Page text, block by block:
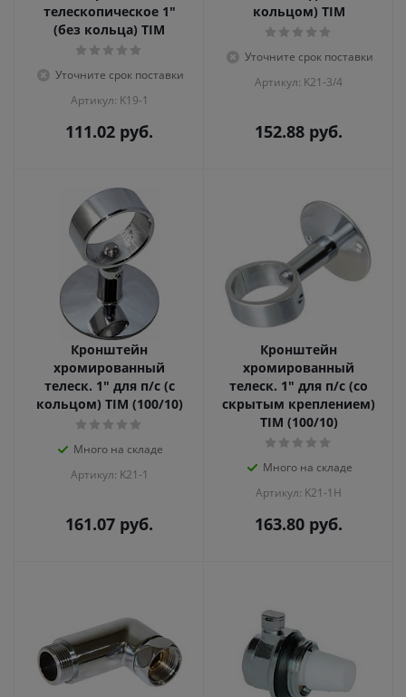
телескопическое 1"
(без кольца) TIM
Уточните срок поставки
Артикул: K19-1
111.02 руб.
кольцом) TIM
Уточните срок поставки
Артикул: K21-3/4
152.88 руб.
Кронштейн
хромированный
телеск. 1" для п/с (с
кольцом) TIM (100/10)
Много на складе
Артикул: K21-1
161.07 руб.
Кронштейн
хромированный
телеск. 1" для п/с (со
скрытым креплением)
TIM (100/10)
Много на складе
Артикул: K21-1H
163.80 руб.